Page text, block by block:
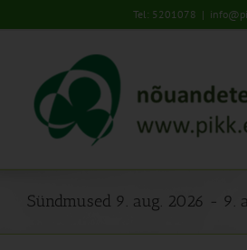
to
Tel: 5201078 |
Sündmused 9. aug. 2026 - 9.